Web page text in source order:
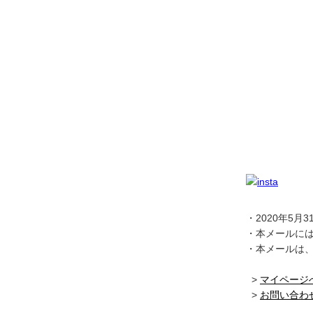
・2020年5月
・本メールに
・本メールは
> マイページ
> お問い合わ